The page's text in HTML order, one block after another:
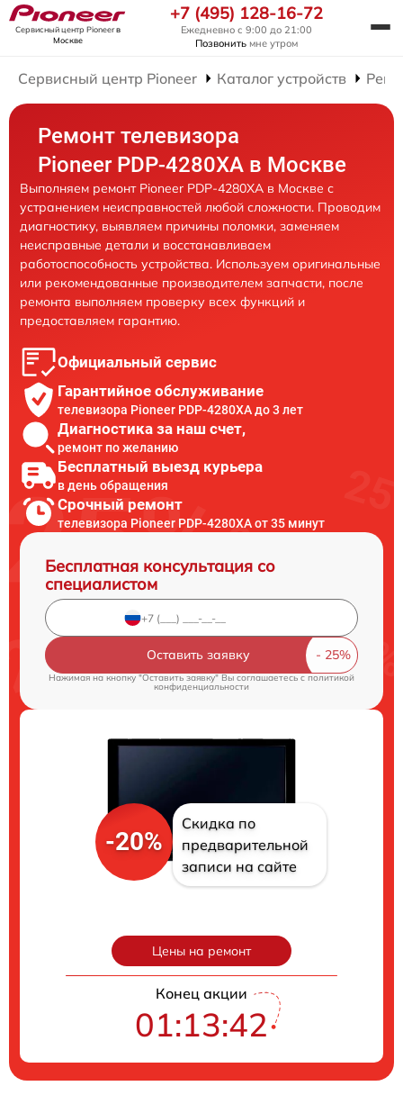
Сервисный центр Pioneerв
Москве
+7 (495) 128-16-72
Ежедневно с 9:00 до 21:00
Позвонить мне утром
Сервисный центр Pioneer Каталог устройств
Ремонт телевизора
Pioneer PDP-4280XA в Москве
Выполняем ремонт Pioneer PDP-4280XA в Москве с
устранением неисправностей любой сложности. Проводим
диагностику, выявляем причины поломки, заменяем
неисправные детали и восстанавливаем
работоспособность устройства. Используем оригинальные
или рекомендованные производителем запчасти, после
ремонта выполняем проверку всех функций и
предоставляем гарантию.
Официальный сервис
Гарантийное обслуживание
телевизора Pioneer PDP-4280XA до 3 лет
Диагностика за наш счет,
ремонт по желанию
Бесплатный выезд курьера
в день обращения
Срочный ремонт
телевизора Pioneer PDP-4280XA от 35 минут
Бесплатная консультация со
специалистом
Оставить заявку
Нажимая на кнопку "Оставить заявку" Вы соглашаетесь cполитикой
конфиденциальности
-20%
Скидка по
предварительной
записи на сайте
Цены на ремонт
Конец акции
01:13:40